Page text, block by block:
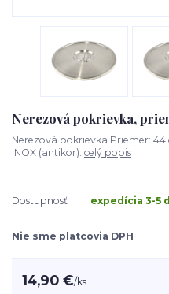
Nerezová pokrievka,
Nerezová pokrievka Priemer: 44
INOX (antikor). celý popis
Dostupnosť expedícia 3-5
Nie sme platcovia DPH
14,90 €/ks